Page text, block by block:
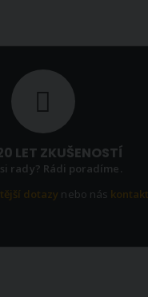
LET ZKUŠENOSTÍ
rady? Rádi poradíme.
dotazy nebo nás